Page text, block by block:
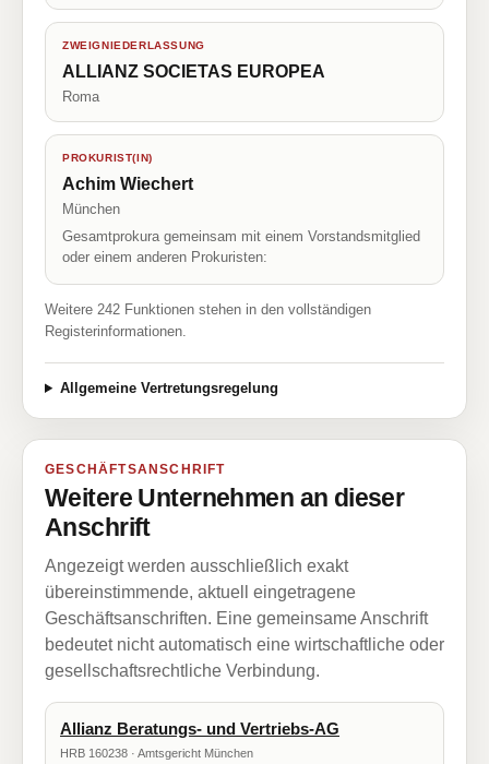
ZWEIGNIEDERLASSUNG
ALLIANZ SOCIETAS EUROPEA
Roma
PROKURIST(IN)
Achim Wiechert
München
Gesamtprokura gemeinsam mit einem Vorstandsmitglied
oder einem anderen Prokuristen:
Weitere 242 Funktionen stehen in den vollständigen
Registerinformationen.
Allgemeine Vertretungsregelung
GESCHÄFTSANSCHRIFT
Weitere Unternehmen an dieser
Anschrift
Angezeigt werden ausschließlich exakt
übereinstimmende, aktuell eingetragene
Geschäftsanschriften. Eine gemeinsame Anschrift
bedeutet nicht automatisch eine wirtschaftliche oder
gesellschaftsrechtliche Verbindung.
Allianz Beratungs- und Vertriebs-AG
HRB 160238 · Amtsgericht München